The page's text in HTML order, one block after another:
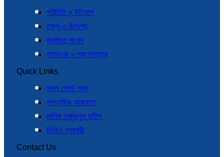
পরিচিতি ও ইতিহাস
লক্ষ্য-ও-উদ্দেশ্য
জমঈয়ত সংবাদ
ফাতাওয়া ও প্রশ্নোত্তর
Quick Links
সকল পোস্ট সমূহ
সাপ্তাহিক আরাফাত
মাসিক তর্জুমানুল হাদীস
ভিডিও গ্যালারী
Contact Us